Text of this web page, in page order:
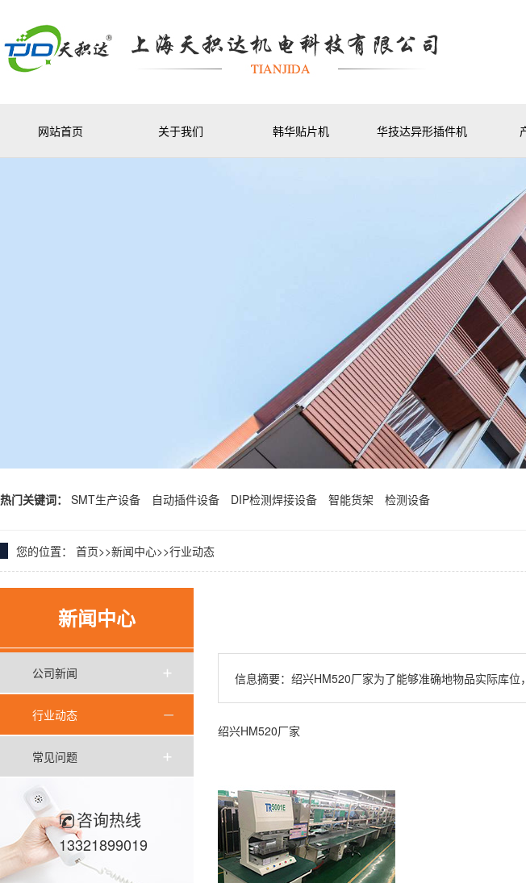
网站首页 关于我们 韩华贴片机 华技达异形插件机
热门关键词： SMT生产设备 自动插件设备 DIP检测焊接设备 智能货架 检测设备
您的位置： 首页>>新闻中心>>行业动态
新闻中心
公司新闻
行业动态
常见问题
咨询热线
13321899019
信息摘要：绍兴HM520厂家为了能够准确地物品实际库
绍兴HM520厂家